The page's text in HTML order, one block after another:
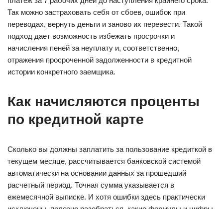
Так можно застраховать себя от сбоев, ошибок при
переводах, вернуть деньги и заново их перевести. Такой
подход дает возможность избежать просрочки и
начисления пеней за неуплату и, соответственно,
отражения просроченной задолженности в кредитной
истории конкретного заемщика.
Как начисляются проценты
по кредитной карте
Сколько вы должны заплатить за пользование кредиткой в
текущем месяце, рассчитывается банковской системой
автоматически на основании данных за прошедший
расчетный период. Точная сумма указывается в
ежемесячной выписке. И хотя ошибки здесь практически